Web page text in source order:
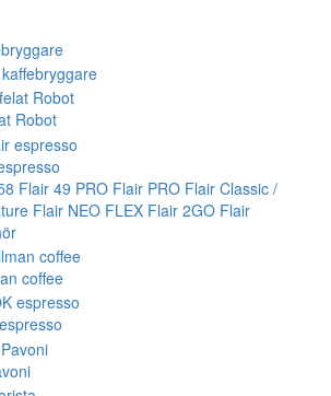
Robot
Flair 49 PRO Flair PRO Flair Classic /
Flair NEO FLEX Flair 2GO Flair
coffee